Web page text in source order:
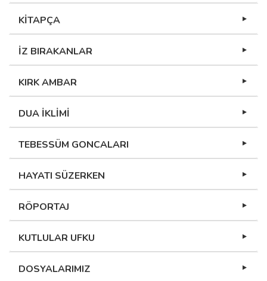
KİTAPÇA
İZ BIRAKANLAR
KIRK AMBAR
DUA İKLİMİ
TEBESSÜM GONCALARI
HAYATI SÜZERKEN
RÖPORTAJ
KUTLULAR UFKU
DOSYALARIMIZ